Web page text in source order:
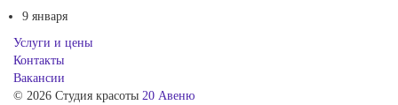
9 января
Услуги и цены
Контакты
Вакансии
© 2026 Студия красоты 20 Авеню